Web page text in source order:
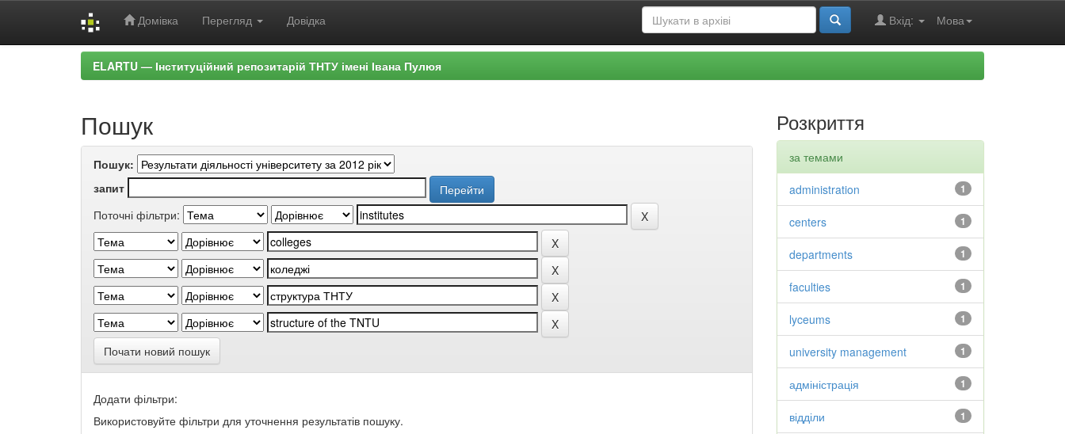
Домівка Перегляд Довідка Мова
Вхід:
ELARTU — Інституційний репозитарій ТНТУ імені Івана Пулюя
Пошук
Пошук:
запит
Поточні фільтри:
Почати новий пошук
Додати фільтри:
Використовуйте фільтри для уточнення результатів пошуку.
Розкриття
за темами
1
administration
1
centers
1
departments
1
faculties
1
lyceums
1
university management
1
адміністрація
1
відділи